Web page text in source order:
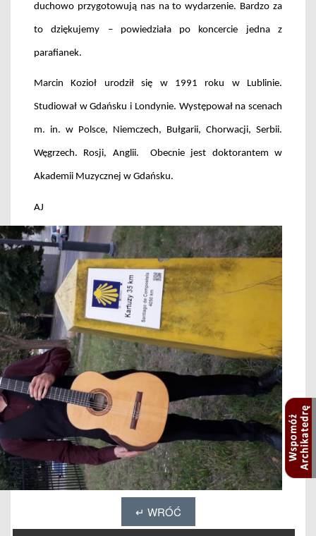
duchowo przygotowują nas na to wydarzenie. Bardzo za
to dziękujemy – powiedziała po koncercie jedna z
parafianek.
Marcin Kozioł urodził się w 1991 roku w Lublinie.
Studiował w Gdańsku i Londynie. Występował na scenach
m. in. w Polsce, Niemczech, Bułgarii, Chorwacji, Serbii.
Węgrzech. Rosji, Anglii. Obecnie jest doktorantem w
Akademii Muzycznej w Gdańsku.
AJ
↵ WRÓĆ